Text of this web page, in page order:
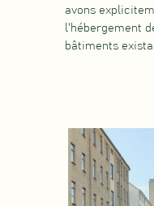
avons
l'hébergement
bâtiments